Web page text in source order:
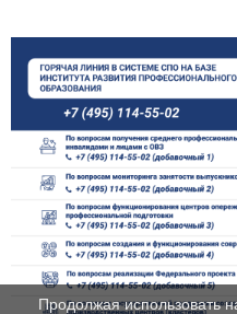
Продолжая использовать